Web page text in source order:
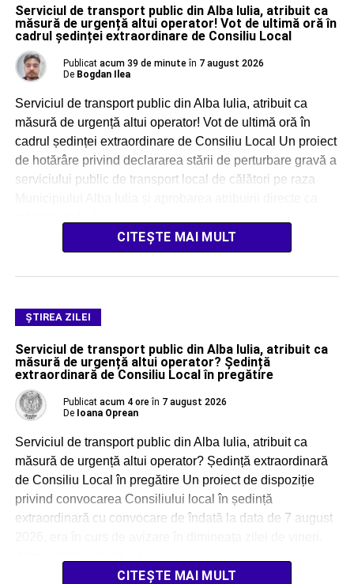
Serviciul de transport public din Alba Iulia, atribuit ca
măsură de urgență altui operator! Vot de ultimă oră în
cadrul ședinței extraordinare de Consiliu Local
Publicat acum 39 de minute în 7 august 2026
De Bogdan Ilea
Serviciul de transport public din Alba Iulia, atribuit ca
măsură de urgență altui operator! Vot de ultimă oră în
cadrul ședinței extraordinare de Consiliu Local Un proiect
de hotărâre privind declararea stării de perturbare gravă a
serviciului public de transport local de călători pe raza
CITEȘTE MAI MULT
ŞTIREA ZILEI
Serviciul de transport public din Alba Iulia, atribuit ca
măsură de urgență altui operator? Ședință
extraordinară de Consiliu Local în pregătire
Publicat acum 4 ore în 7 august 2026
De Ioana Oprean
Serviciul de transport public din Alba Iulia, atribuit ca
măsură de urgență altui operator? Ședință extraordinară
de Consiliu Local în pregătire Un proiect de dispoziție
privind convocarea Consiliului local în ședință
extraordinară cu convocare de îndată la data de 7 august
CITEȘTE MAI MULT